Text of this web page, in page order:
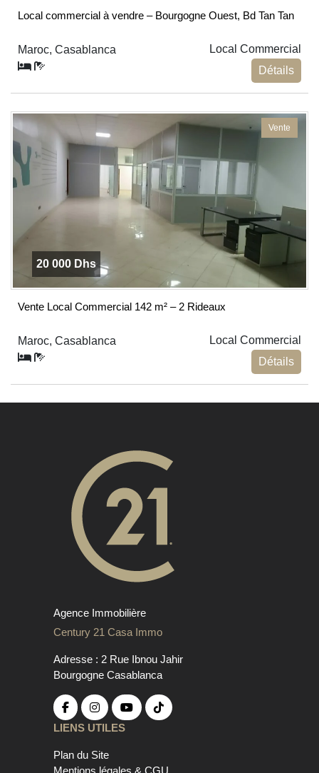
Local commercial à vendre – Bourgogne Ouest, Bd Tan Tan
Maroc, Casablanca
Local Commercial
Détails
Vente
20 000 Dhs
Vente Local Commercial 142 m² – 2 Rideaux
Maroc, Casablanca
Local Commercial
Détails
Agence Immobilière
Century 21 Casa Immo
Adresse : 2 Rue Ibnou Jahir
Bourgogne Casablanca
LIENS UTILES
Plan du Site
Mentions légales & CGU